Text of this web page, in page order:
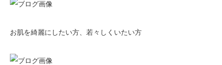
お肌を綺麗にしたい方、若々しくいたい方